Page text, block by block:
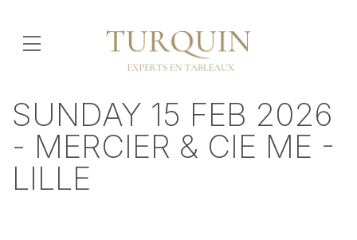
SUNDAY 15 FEB 2026
- MERCIER & CIE ME -
LILLE